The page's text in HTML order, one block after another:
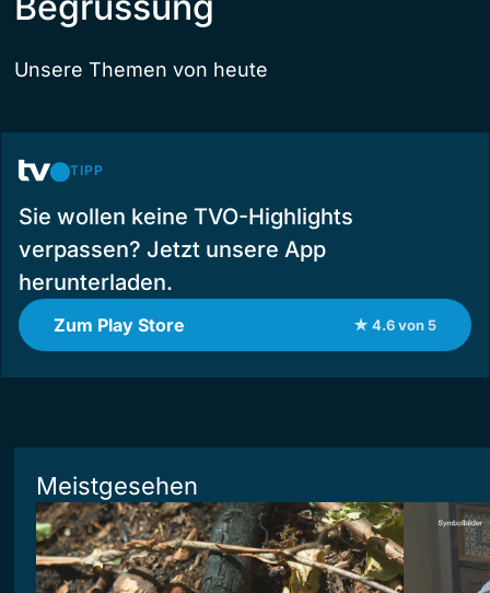
Unsere Themen von heute
TIPP
Sie wollen keine TVO-Highlights
verpassen? Jetzt unsere App
herunterladen.
Zum Play Store ★ 4.6 von 5
Meistgesehen